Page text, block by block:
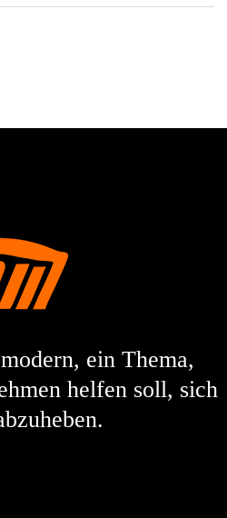
ein Thema,
helfen soll, sich